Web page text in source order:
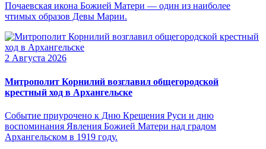
Почаевская икона Божией Матери — один из наиболее
чтимых образов Девы Марии.
2 Августа 2026
Митрополит Корнилий возглавил общегородской
крестный ход в Архангельске
Событие приурочено к Дню Крещения Руси и дню
воспоминания Явления Божией Матери над градом
Архангельском в 1919 году.